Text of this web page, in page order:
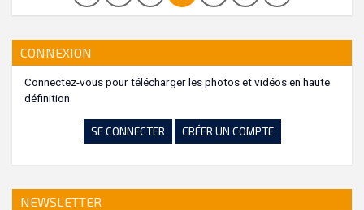
CONNEXION
Connectez-vous pour télécharger les photos et vidéos en haute
définition.
SE CONNECTER CRÉER UN COMPTE
NEWSLETTER